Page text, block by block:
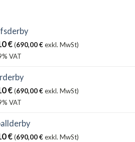
€ (690,00€exkl. MwSt)
VAT
€ (690,00€exkl. MwSt)
VAT
€ (690,00€exkl. MwSt)